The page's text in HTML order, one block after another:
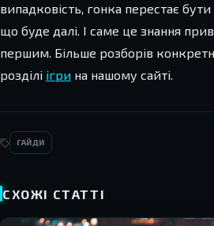
випадковість, гонка перестає
що буде далі. І саме це знання
першим. Більше розборів
розділі ігри на нашому сайті.
ГАЙДИ
СХОЖІ СТАТТІ